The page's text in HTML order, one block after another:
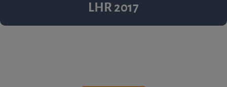
LHR 2017